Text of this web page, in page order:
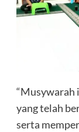
“Musywarah
yang telah
serta